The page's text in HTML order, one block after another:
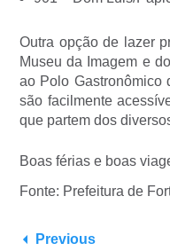
Outra opção de lazer
Museu da Imagem e
ao Polo Gastronômico
são facilmente
que partem dos
Boas férias e boas
Fonte: Prefeitura de
Previous